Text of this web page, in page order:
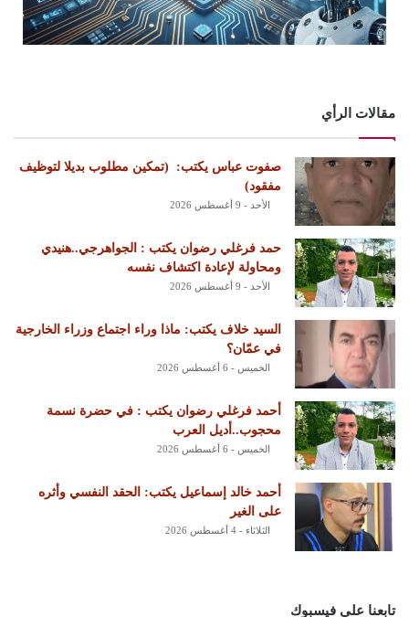
مقالات الرأي
‏صفوت عباس يكتب: ‏ ‏(تمكين مطلوب بديلا لتوظيف
مفقود)
الأحد - 9 أغسطس 2026
حمد فرغلي رضوان يكتب : الجواهرجي..هنيدي
ومحاولة لإعادة اكتشاف نفسه
الأحد - 9 أغسطس 2026
السيد خلاف يكتب: ماذا وراء اجتماع وزراء الخارجية
في عمّان؟
الخميس - 6 أغسطس 2026
أحمد فرغلي رضوان يكتب : في حضرة نسمة
محجوب..أديل العرب
الخميس - 6 أغسطس 2026
أحمد خالد إسماعيل يكتب: الحقد النفسي وأثره
على الغير
الثلاثاء - 4 أغسطس 2026
تابعنا على فيسبوك